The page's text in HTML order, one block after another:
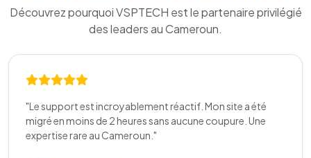
Découvrez pourquoi VSPTECH est le partenaire privilégié
des leaders au Cameroun.
"Le support est incroyablement réactif. Mon site a été
migré en moins de 2 heures sans aucune coupure. Une
expertise rare au Cameroun."